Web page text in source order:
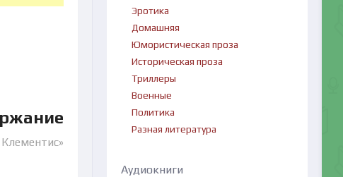
Эротика
Домашняя
Юмористическая проза
Историческая проза
Триллеры
Военные
Политика
Разная литература
Аудиокниги